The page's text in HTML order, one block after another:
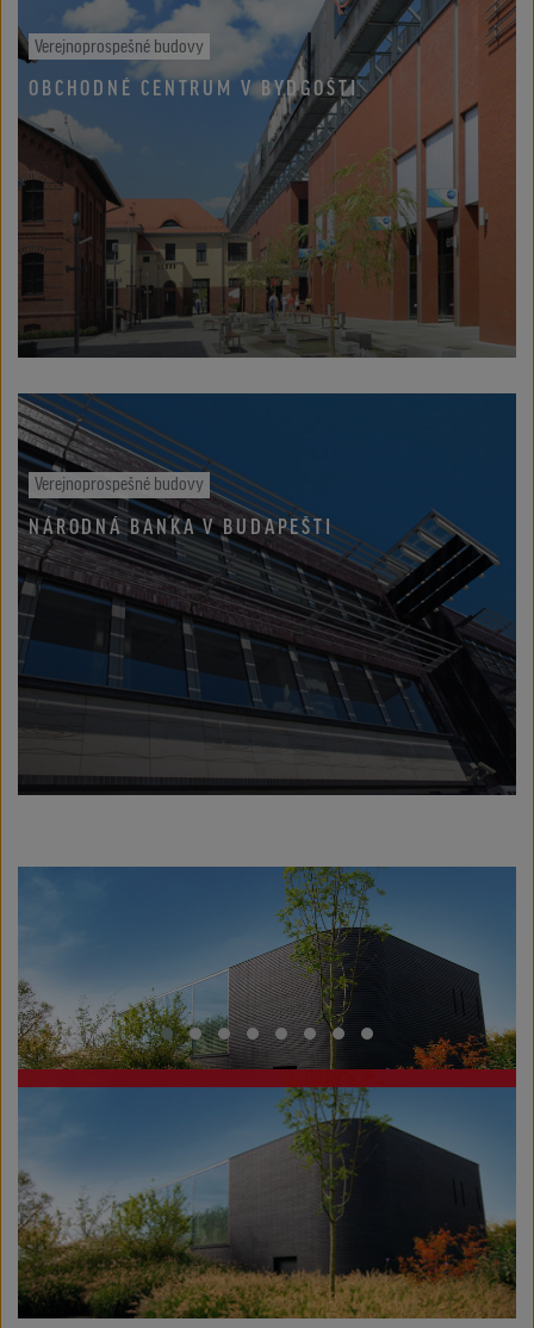
Verejnoprospešné budovy
OBCHODNÉ CENTRUM V BYDGOŠTI
Verejnoprospešné budovy
NÁRODNÁ BANKA V BUDAPEŠTI